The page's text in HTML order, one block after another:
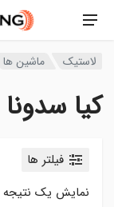
لاستیک ماشین ها
کیا سدونا
فیلتر ها
نمایش یک نتیجه